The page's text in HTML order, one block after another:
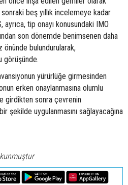
sonraki beş yıllık incelemeye kadar
tip onayı konusundaki IMO
son dönemde benimsenen daha
önünde bulundurularak,
görüşünde.
yürürlüğe girmesinden
erken onaylanmasına olumlu
girdikten sonra çevrenin
şekilde uygulanmasını sağlayacağına